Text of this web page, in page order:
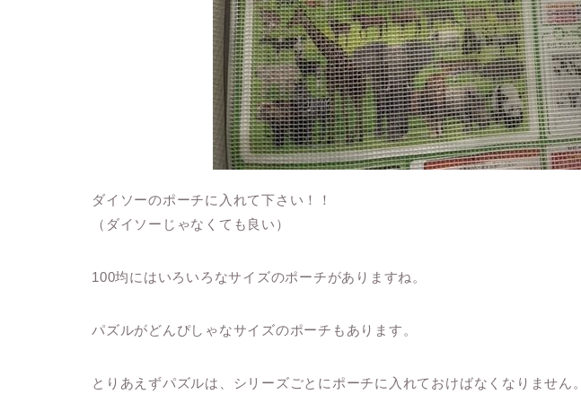
ダイソーのポーチに入れて下さい！！
（ダイソーじゃなくても良い）
100均にはいろいろなサイズのポーチがありますね。
パズルがどんぴしゃなサイズのポーチもあります。
とりあえずパズルは、シリーズごとにポーチに入れておけばなくなりません。